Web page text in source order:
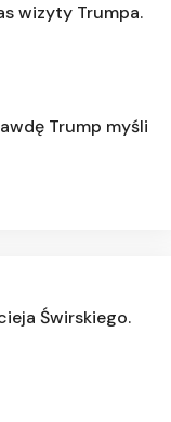
wizyty Trumpa.
Trump myśli
Świrskiego.